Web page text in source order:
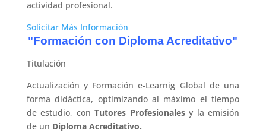
actividad profesional.
Solicitar Más Información
"Formación con Diploma Acreditativo"
Titulación
Actualización y Formación e-Learnig Global de una
forma didáctica, optimizando al máximo el tiempo
de estudio, conTutores Profesionalesy la emisión
de un Diploma Acreditativo.